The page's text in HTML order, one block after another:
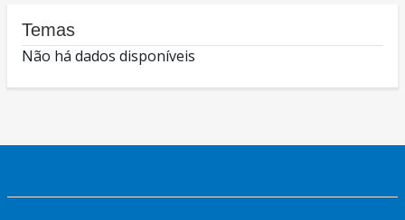
Temas
Não há dados disponíveis